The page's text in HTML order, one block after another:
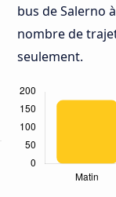
bus de Salerno
nombre de
seulement.